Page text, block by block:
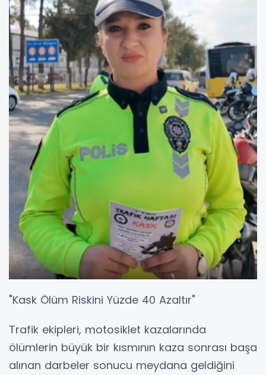
"Kask Ölüm Riskini Yüzde 40 Azaltır"
Trafik ekipleri, motosiklet kazalarında
ölümlerin büyük bir kısmının kaza sonrası başa
alınan darbeler sonucu meydana geldiğini